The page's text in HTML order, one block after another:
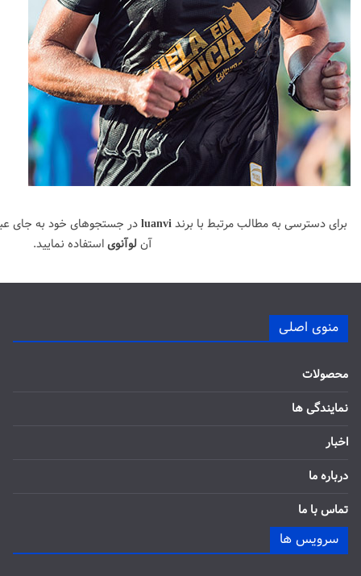
برای دسترسی به مطالب مرتبط با برندluanviدر جستجوهای خود به جای
آن لوآنویاستفاده نمایید.
منوی اصلی
محصولات
نمایندگی ها
اخبار
درباره ما
تماس با ما
سرویس ها